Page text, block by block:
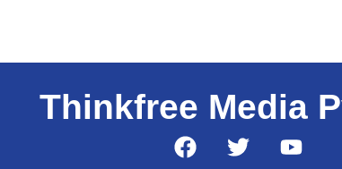
Thinkfree Media